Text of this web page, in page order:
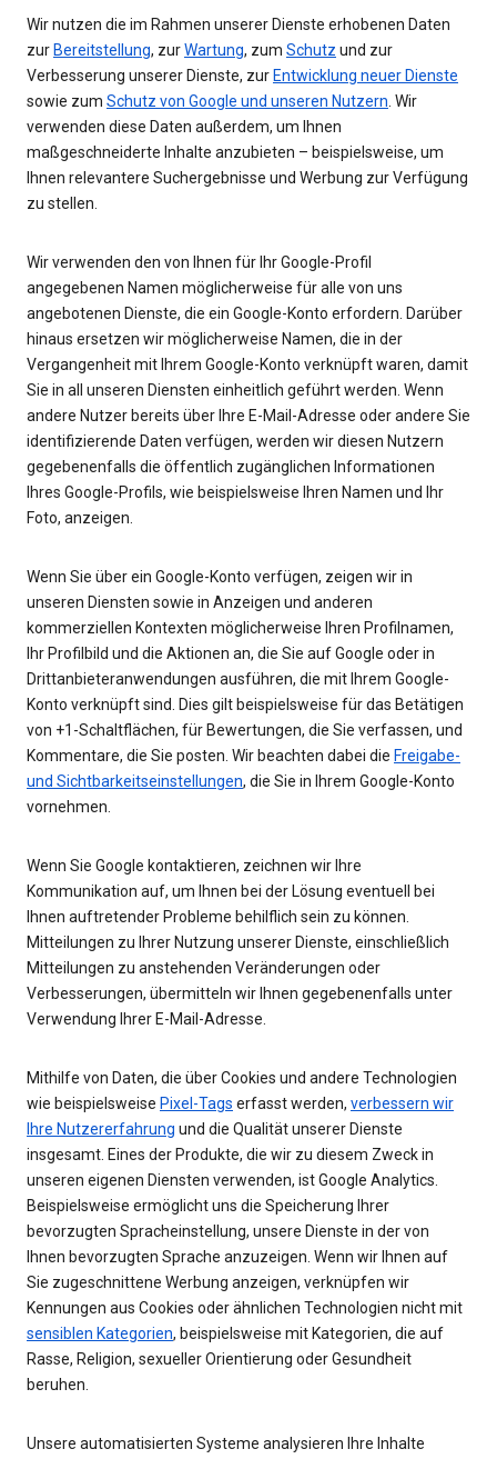
Wir nutzen die im Rahmen unserer Dienste erhobenen Daten
zur Bereitstellung, zurWartung, zum Schutz und zur
Verbesserung unserer Dienste, zur Entwicklung neuer Dienste
sowie zum Schutz von Google und unseren Nutzern. Wir
verwenden diese Daten außerdem, um Ihnen
maßgeschneiderte Inhalte anzubieten – beispielsweise, um
Ihnen relevantere Suchergebnisse und Werbung zur Verfügung
zu stellen.
Wir verwenden den von Ihnen für Ihr Google-Profil
angegebenen Namen möglicherweise für alle von uns
angebotenen Dienste, die ein Google-Konto erfordern. Darüber
hinaus ersetzen wir möglicherweise Namen, die in der
Vergangenheit mit Ihrem Google-Konto verknüpft waren, damit
Sie in all unseren Diensten einheitlich geführt werden. Wenn
andere Nutzer bereits über Ihre E-Mail-Adresse oder andere Sie
identifizierende Daten verfügen, werden wir diesen Nutzern
gegebenenfalls die öffentlich zugänglichen Informationen
Ihres Google-Profils, wie beispielsweise Ihren Namen und Ihr
Foto, anzeigen.
Wenn Sie über ein Google-Konto verfügen, zeigen wir in
unseren Diensten sowie in Anzeigen und anderen
kommerziellen Kontexten möglicherweise Ihren Profilnamen,
Ihr Profilbild und die Aktionen an, die Sie auf Google oder in
Drittanbieteranwendungen ausführen, die mit Ihrem Google-
Konto verknüpft sind. Dies gilt beispielsweise für das Betätigen
von +1-Schaltflächen, für Bewertungen, die Sie verfassen, und
Kommentare, die Sie posten. Wir beachten dabei die Freigabe-
und Sichtbarkeitseinstellungen, die Sie in Ihrem Google-Konto
vornehmen.
Wenn Sie Google kontaktieren, zeichnen wir Ihre
Kommunikation auf, um Ihnen bei der Lösung eventuell bei
Ihnen auftretender Probleme behilflich sein zu können.
Mitteilungen zu Ihrer Nutzung unserer Dienste, einschließlich
Mitteilungen zu anstehenden Veränderungen oder
Verbesserungen, übermitteln wir Ihnen gegebenenfalls unter
Verwendung Ihrer E-Mail-Adresse.
Mithilfe von Daten, die über Cookies und andere Technologien
wie beispielsweise Pixel-Tags erfasst werden, verbessern wir
Ihre Nutzererfahrung und die Qualität unserer Dienste
insgesamt. Eines der Produkte, die wir zu diesem Zweck in
unseren eigenen Diensten verwenden, ist Google Analytics.
Beispielsweise ermöglicht uns die Speicherung Ihrer
bevorzugten Spracheinstellung, unsere Dienste in der von
Ihnen bevorzugten Sprache anzuzeigen. Wenn wir Ihnen auf
Sie zugeschnittene Werbung anzeigen, verknüpfen wir
Kennungen aus Cookies oder ähnlichen Technologien nicht mit
sensiblen Kategorien, beispielsweise mit Kategorien, die auf
Rasse, Religion, sexueller Orientierung oder Gesundheit
beruhen.
Unsere automatisierten Systeme analysieren Ihre Inhalte